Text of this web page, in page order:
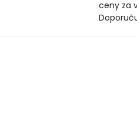
ceny za